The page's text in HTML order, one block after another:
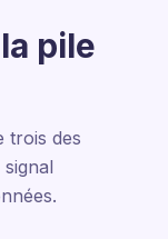
pile
trois des